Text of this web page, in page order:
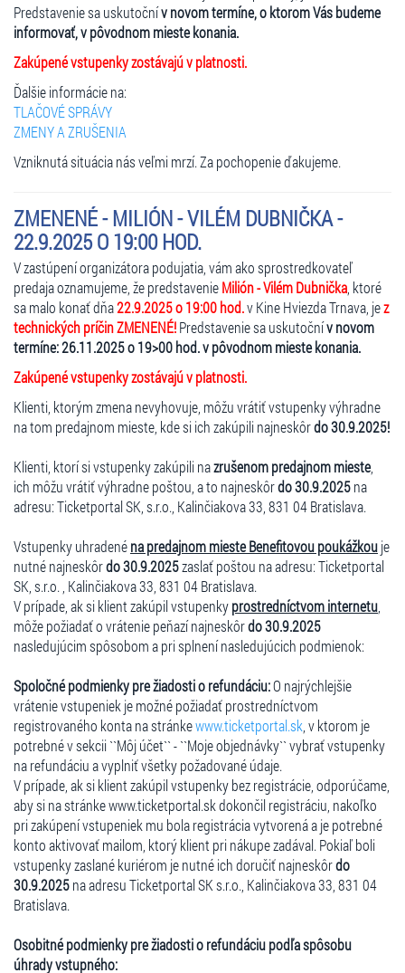
Predstavenie sa uskutočnív novom termíne, o ktorom Vás budeme
informovať, v pôvodnom mieste konania.
Zakúpené vstupenky zostávajú v platnosti.
Ďalšie informácie na:
TLAČOVÉ SPRÁVY
ZMENY A ZRUŠENIA
Vzniknutá situácia nás veľmi mrzí. Za pochopenie ďakujeme.
ZMENENÉ - MILIÓN - VILÉM DUBNIČKA -
22.9.2025 O 19:00 HOD.
V zastúpení organizátora podujatia, vám ako sprostredkovateľ
predaja oznamujeme, že predstavenieMilión - Vilém Dubnička , ktoré
sa malo konať dňa22.9.2025 o 19:00 hod.v Kine Hviezda Trnava, jez
technických príčin ZMENENÉ!Predstavenie sa uskutočnív novom
termíne: 26.11.2025 o 19>00 hod. v pôvodnom mieste konania.
Zakúpené vstupenky zostávajú v platnosti.
Klienti, ktorým zmena nevyhovuje, môžu vrátiť vstupenky výhradne
na tom predajnom mieste, kde si ich zakúpili najneskôrdo 30.9.2025!
Klienti, ktorí si vstupenky zakúpili nazrušenom predajnom mieste,
ich môžu vrátiť výhradne poštou, a to najneskôrdo 30.9.2025na
adresu: Ticketportal SK, s.r.o., Kalinčiakova 33, 831 04 Bratislava.
Vstupenky uhradenéna predajnom mieste Benefitovou poukážkouje
nutné najneskôrdo 30.9.2025zaslať poštou na adresu: Ticketportal
SK, s.r.o. , Kalinčiakova 33, 831 04 Bratislava.
V prípade, ak si klient zakúpil vstupenkyprostredníctvom internetu
môže požiadať o vrátenie peňazí najneskôrdo 30.9.2025
nasledujúcim spôsobom a pri splnení nasledujúcich podmienok:
Spoločné podmienky pre žiadosti o refundáciu:O najrýchlejšie
vrátenie vstupeniek je možné požiadať prostredníctvom
registrovaného konta na stránkewww.ticketportal.sk , v ktorom je
potrebné v sekcii ``Môj účet`` - ``Moje objednávky`` vybrať vstupenky
na refundáciu a vyplniť všetky požadované údaje.
V prípade, ak si klient zakúpil vstupenky bez registrácie, odporúčame,
aby si na stránke www.ticketportal.sk dokončil registráciu, nakoľko
pri zakúpení vstupeniek mu bola registrácia vytvorená a je potrebné
konto aktivovať mailom, ktorý klient pri nákupe zadával. Pokiaľ boli
vstupenky zaslané kuriérom je nutné ich doručiť najneskôrdo
30.9.2025na adresu Ticketportal SK s.r.o., Kalinčiakova 33, 831 04
Bratislava.
Osobitné podmienky pre žiadosti o refundáciu podľa spôsobu
úhrady vstupného: